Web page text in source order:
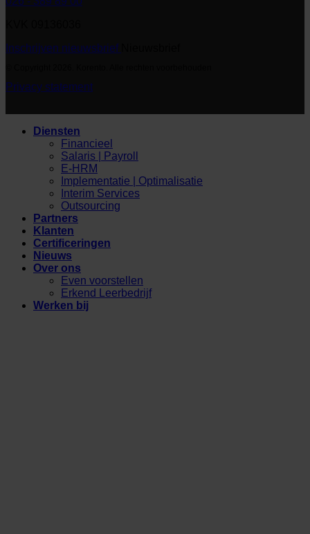
Inschrijven nieuwsbrief
Privacy statement
Diensten
Financieel
Salaris | Payroll
E-HRM
Implementatie | Optimalisatie
Interim Services
Outsourcing
Partners
Klanten
Certificeringen
Nieuws
Over ons
Even voorstellen
Erkend Leerbedrijf
Werken bij